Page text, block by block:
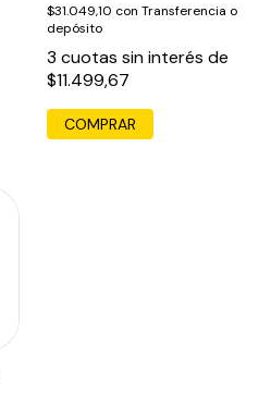
$31.049,10 con Transferencia o
depósito
3 cuotas sin interés de
$11.499,67
COMPRAR